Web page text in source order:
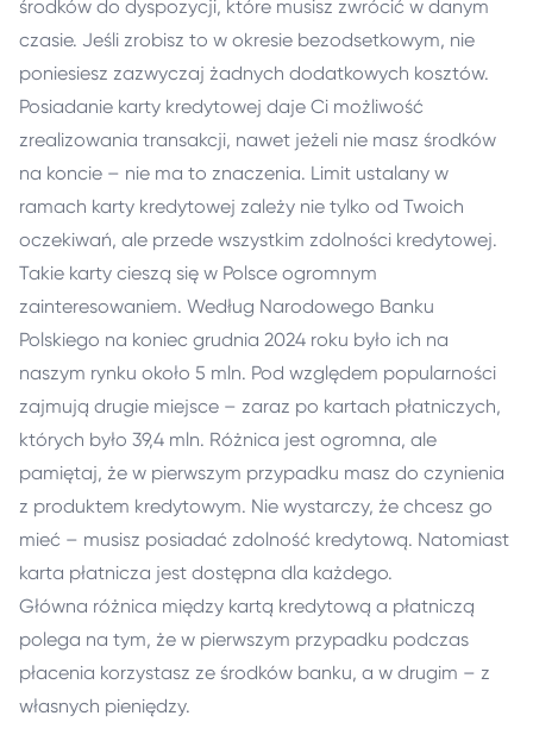
środków do dyspozycji, które musisz zwrócić w danym
czasie. Jeśli zrobisz to w okresie bezodsetkowym, nie
poniesiesz zazwyczaj żadnych dodatkowych kosztów.
Posiadanie karty kredytowej daje Ci możliwość
zrealizowania transakcji, nawet jeżeli nie masz środków
na koncie – nie ma to znaczenia. Limit ustalany w
ramach karty kredytowej zależy nie tylko od Twoich
oczekiwań, ale przede wszystkim zdolności kredytowej.
Takie karty cieszą się w Polsce ogromnym
zainteresowaniem. Według Narodowego Banku
Polskiego na koniec grudnia 2024 roku było ich na
naszym rynku około 5 mln. Pod względem popularności
zajmują drugie miejsce – zaraz po kartach płatniczych,
których było 39,4 mln. Różnica jest ogromna, ale
pamiętaj, że w pierwszym przypadku masz do czynienia
z produktem kredytowym. Nie wystarczy, że chcesz go
mieć – musisz posiadać zdolność kredytową. Natomiast
karta płatnicza jest dostępna dla każdego.
Główna różnica między kartą kredytową a płatniczą
polega na tym, że w pierwszym przypadku podczas
płacenia korzystasz ze środków banku, a w drugim – z
własnych pieniędzy.